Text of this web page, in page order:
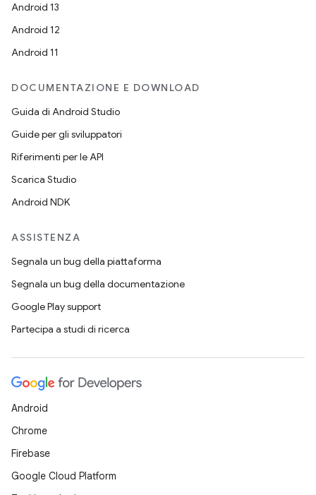
Android 13
Android 12
Android 11
DOCUMENTAZIONE E DOWNLOAD
Guida di Android Studio
Guide per gli sviluppatori
Riferimenti per le API
Scarica Studio
Android NDK
ASSISTENZA
Segnala un bug della piattaforma
Segnala un bug della documentazione
Google Play support
Partecipa a studi di ricerca
Android
Chrome
Firebase
Google Cloud Platform